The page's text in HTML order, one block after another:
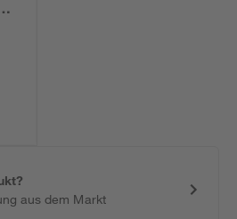
aus dem Markt